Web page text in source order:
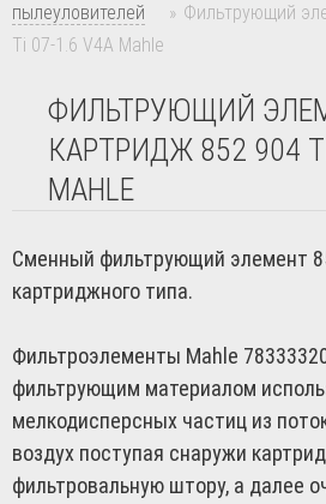
пылеуловителей
» Фильтрующий
Ti 07-1.6 V4A Mahle
ФИЛЬТРУЮЩИЙ
КАРТРИДЖ 852 904
MAHLE
Сменный фильтрующий элемент
картриджного типа.
Фильтроэлементы Mahle
фильтрующим материалом
мелкодисперсных частиц из
воздух поступая снаружи
фильтровальную штору, а далее